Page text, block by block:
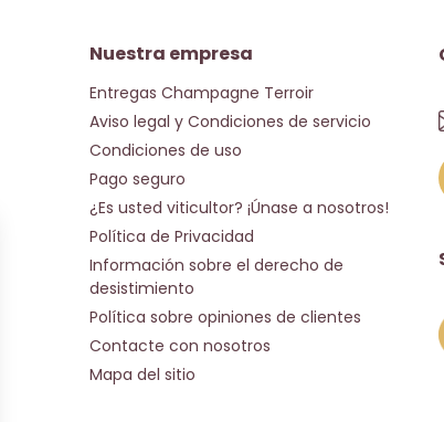
Nuestra empresa
Entregas Champagne Terroir
Aviso legal y Condiciones de servicio
Condiciones de uso
Pago seguro
¿Es usted viticultor? ¡Únase a nosotros!
Política de Privacidad
Información sobre el derecho de
desistimiento
Política sobre opiniones de clientes
Contacte con nosotros
Mapa del sitio